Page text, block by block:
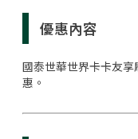
優惠內容
國泰世華世界卡卡友
惠。